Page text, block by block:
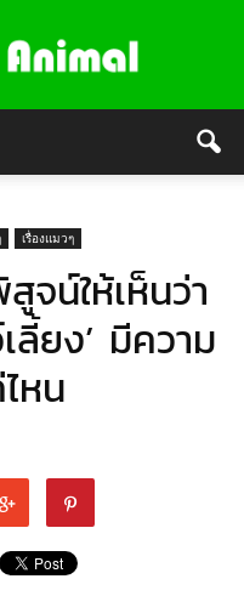
เรื่องแมวๆ
จน์ให้เห็นว่า
ลี้ยง’ มีความ
หน